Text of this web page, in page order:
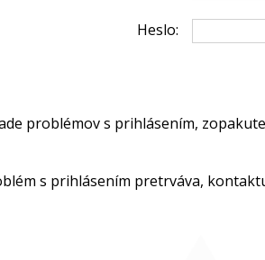
Heslo:
problémov s prihlásením,
s prihlásením pretrváva,